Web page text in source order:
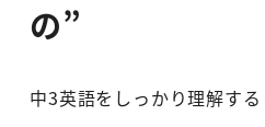
の”
中3英語をしっかり理解する